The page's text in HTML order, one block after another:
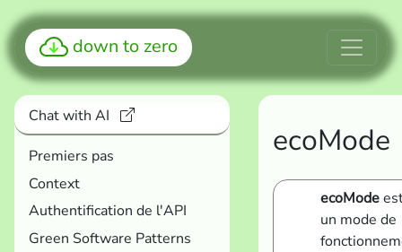
down to zero
Chat with AI
Premiers pas
Context
Authentification de l'API
Green Software Patterns
ecoMode
ecoMode
un mode de